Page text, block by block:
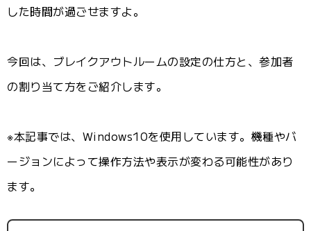
した時間が過ごせますよ。
今回は、ブレイクアウトルームの設定の仕方と、参加者
の割り当て方をご紹介します。
※本記事では、Windows10を使用しています。機種やバ
ージョンによって操作方法や表示が変わる可能性があり
ます。